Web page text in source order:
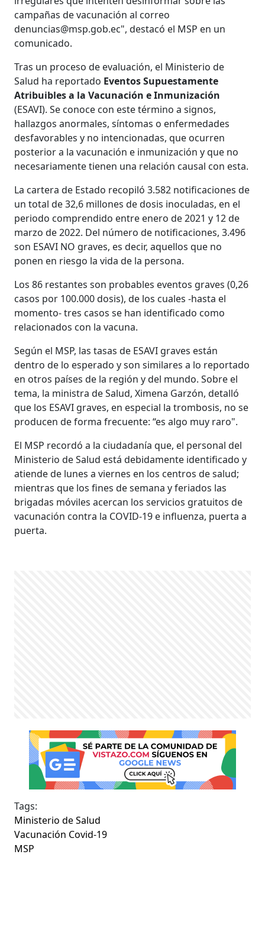
campañas de vacunación al correo
denuncias@msp.gob.ec", destacó el MSP en un
comunicado.
Tras un proceso de evaluación, el Ministerio de
Salud ha reportado Eventos Supuestamente
Atribuibles a la Vacunación e Inmunización
(ESAVI). Se conoce con este término a signos,
hallazgos anormales, síntomas o enfermedades
desfavorables y no intencionadas, que ocurren
posterior a la vacunación e inmunización y que no
necesariamente tienen una relación causal con esta.
La cartera de Estado recopiló 3.582 notificaciones de
un total de 32,6 millones de dosis inoculadas, en el
periodo comprendido entre enero de 2021 y 12 de
marzo de 2022. Del número de notificaciones, 3.496
son ESAVI NO graves, es decir, aquellos que no
ponen en riesgo la vida de la persona.
Los 86 restantes son probables eventos graves (0,26
casos por 100.000 dosis), de los cuales -hasta el
momento- tres casos se han identificado como
relacionados con la vacuna.
Según el MSP, las tasas de ESAVI graves están
dentro de lo esperado y son similares a lo reportado
en otros países de la región y del mundo. Sobre el
tema, la ministra de Salud, Ximena Garzón, detalló
que los ESAVI graves, en especial la trombosis, no se
producen de forma frecuente: “es algo muy raro".
El MSP recordó a la ciudadanía que, el personal del
Ministerio de Salud está debidamente identificado y
atiende de lunes a viernes en los centros de salud;
mientras que los fines de semana y feriados las
brigadas móviles acercan los servicios gratuitos de
vacunación contra la COVID-19 e influenza, puerta a
puerta.
Tags:
Ministerio de Salud
Vacunación Covid-19
MSP